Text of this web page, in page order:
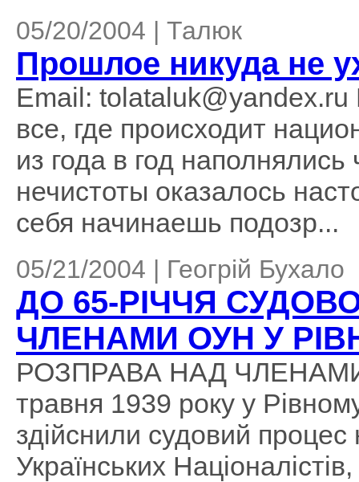
05/20/2004 | Талюк
Прошлое никуда не
Email:
все, где происходит
из года в год
нечистоты оказалось
себя начинаешь подозр...
05/21/2004 | Геогрій Бухало
ДО 65-РІЧЧЯ
ЧЛЕНАМИ ОУН У
РОЗПРАВА НАД
травня 1939 року у
здійснили судовий процес
Українських